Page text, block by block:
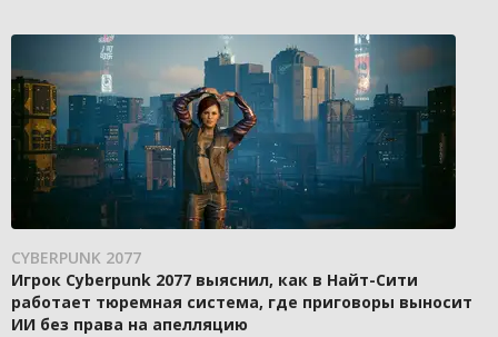
CYBERPUNK 2077
Игрок Cyberpunk 2077 выяснил, как в Найт-Сити
работает тюремная система, где приговоры выносит
ИИ без права на апелляцию